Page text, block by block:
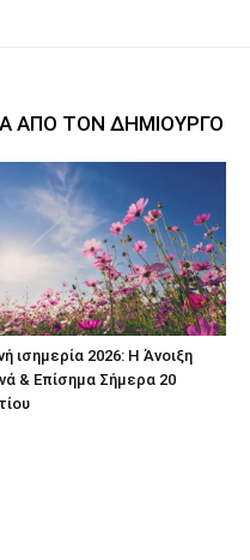
ΑΠΟ ΤΟΝ ΔΗΜΙΟΥΡΓΟ
ισημερία 2026: Η Άνοιξη
& Επίσημα Σήμερα 20